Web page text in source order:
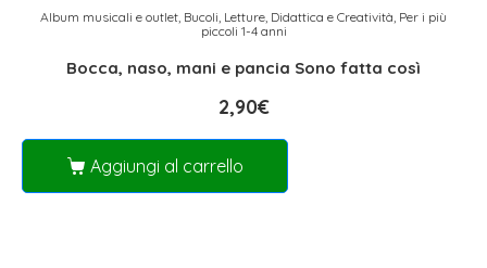
Album musicali e outlet Bucoli Letture, Didattica e Creatività Per i più
piccoli 1-4 anni
Bocca, naso, mani e pancia Sono fatta così
2,90€
Aggiungi al carrello